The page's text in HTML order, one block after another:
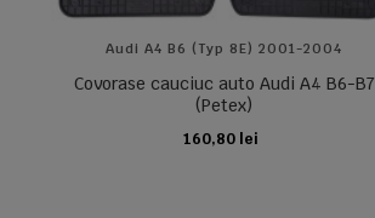
Audi A4 B6 (typ 8E) 2001-2004
Covorase cauciuc auto Audi A4 B6-B7
(Petex)
160,80 lei
ADAUGA IN COS